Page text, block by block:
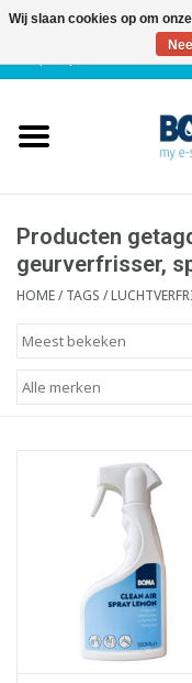
Klantenservice
Blog
Producten
geurverfrisser,
HOME/TAGS /
Wij slaan cookies op om
Nee